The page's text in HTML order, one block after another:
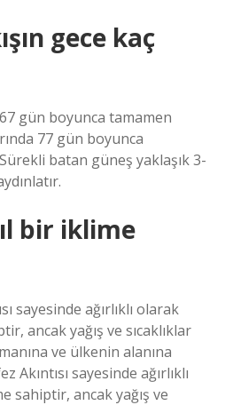
gece kaç
gün boyunca tamamen
77 gün boyunca
batan güneş yaklaşık 3-
bir iklime
sayesinde ağırlıklı olarak
ancak yağış ve sıcaklıklar
ve ülkenin alanına
Akıntısı sayesinde ağırlıklı
sahiptir, ancak yağış ve